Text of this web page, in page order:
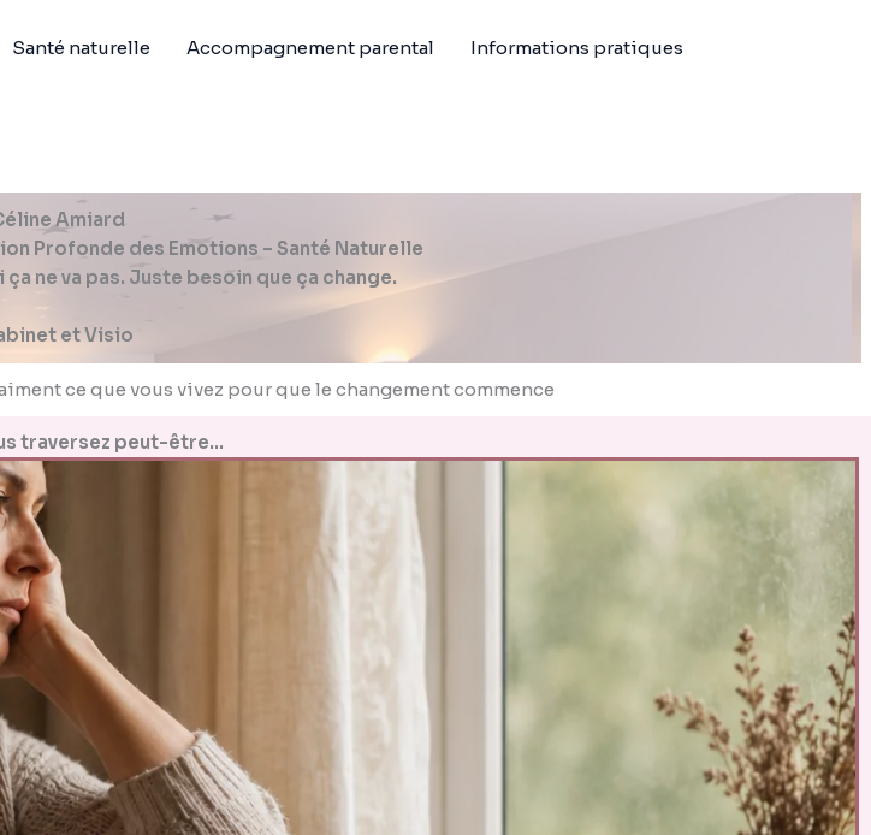
Santé naturelle Accompagnement parental Informations pratiques
Amiard
Profonde des Emotions – Santé Naturelle
ne va pas. Juste besoin que ça change.
et Visio
ce que vous vivez pour que le changement commence
traversez peut-être…